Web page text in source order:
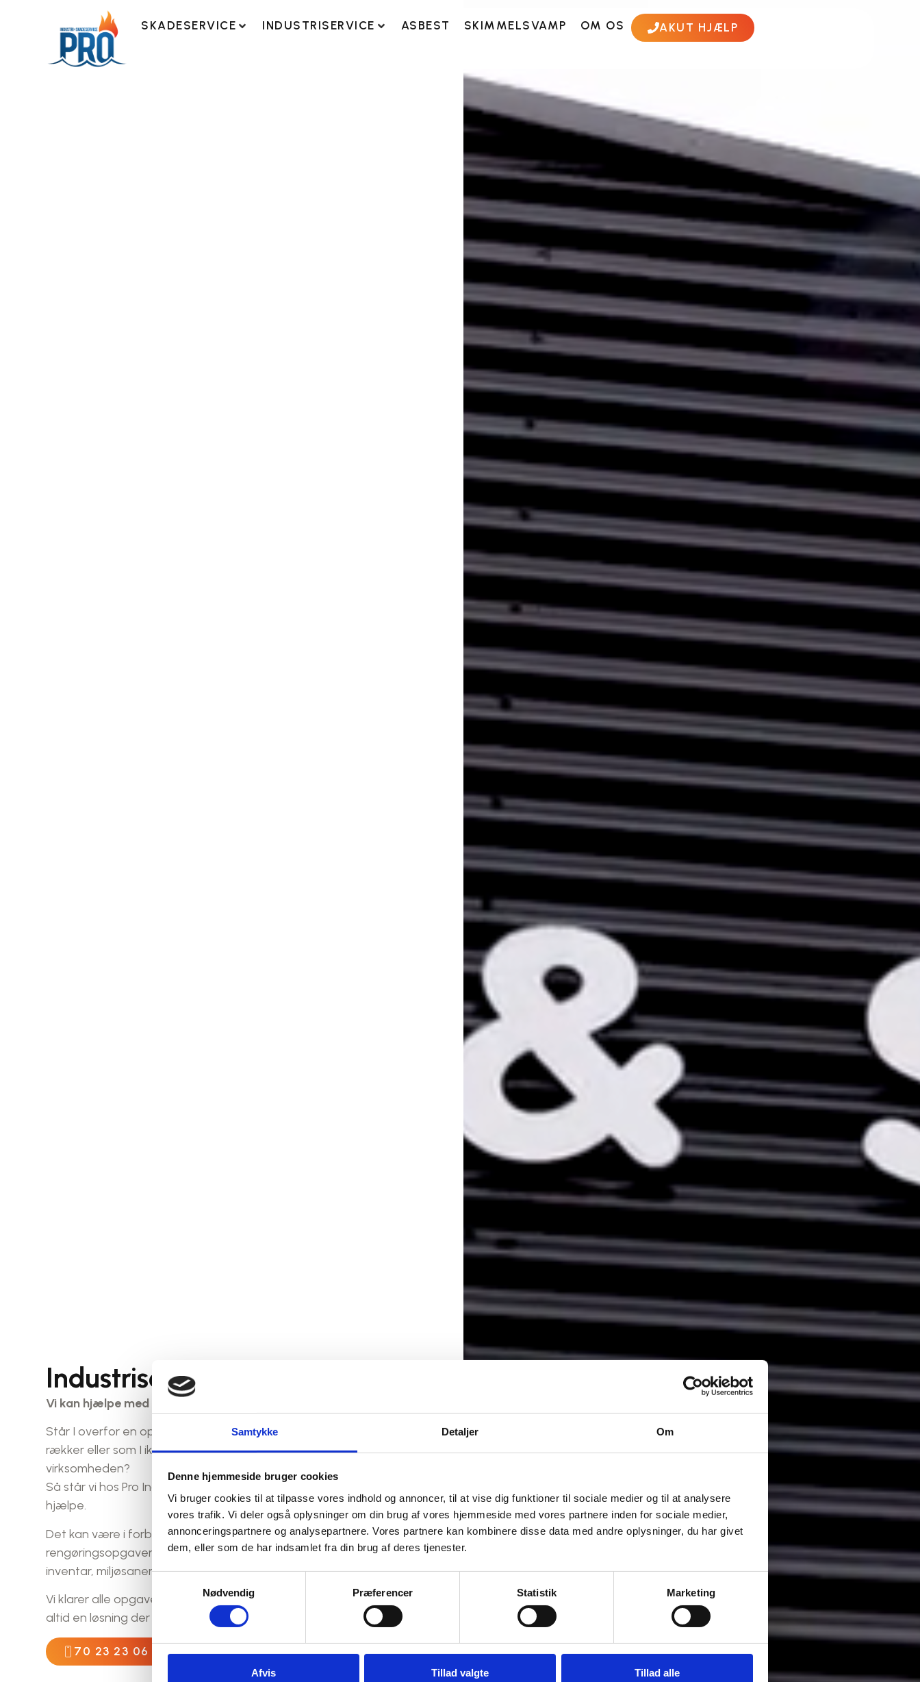
Samtykke Detaljer Om
Denne hjemmeside bruger cookies
Vi bruger cookies til at tilpasse vores indhold og annoncer, til at vise dig funktioner til sociale medier og til at analysere
vores trafik. Vi deler også oplysninger om din brug af vores hjemmeside med vores partnere inden for sociale medier,
annonceringspartnere og analysepartnere. Vores partnere kan kombinere disse data med andre oplysninger, du har givet
dem, eller som de har indsamlet fra din brug af deres tjenester.
Nødvendig
Præferencer Statistik Marketing
Afvis Tillad valgte Tillad alle
SKADESERVICE INDUSTRISERVICE ASBEST SKIMMELSVAMP OM OS AKUT HJÆLP
Industriservice
Vi kan hjælpe med alle former for industriservice
Står I overfor en opgave, hvor evnerne måske ikke
rækker eller som I ikke selv har tid til at løse internt i
virksomheden?
Så står vi hos Pro Industri & Skadeservice klar til at
hjælpe.
Det kan være i forbindelse med ekstra krævende
rengøringsopgaver, hjælp til flytning og opbevaring af
inventar, miljøsanering eller noget helt fjerde.
Vi klarer alle opgaver indenfor industriservice, og finder
altid en løsning der passer jer.
70 23 23 06